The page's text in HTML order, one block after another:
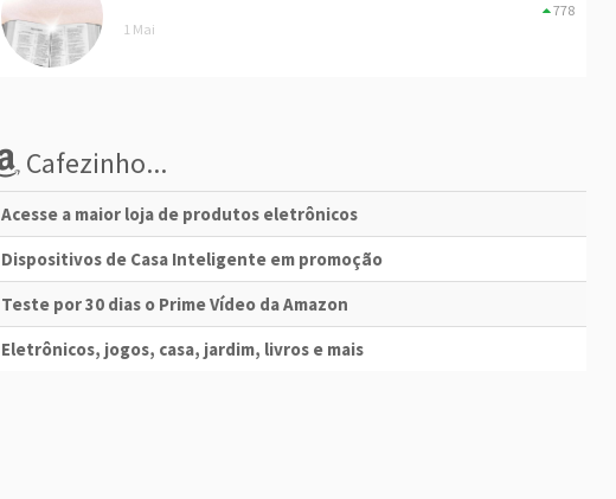
1 Mai
778
Cafezinho...
Acesse a maior loja de produtos eletrônicos
Dispositivos de Casa Inteligente em promoção
Teste por 30 dias o Prime Vídeo da Amazon
Eletrônicos, jogos, casa, jardim, livros e mais